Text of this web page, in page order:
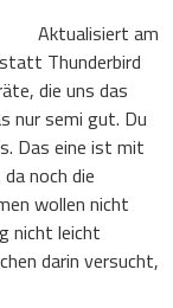
Aktualisiert am
Thunderbird
die uns das
nur semi gut. Du
Das eine ist mit
noch die
wollen nicht
nicht leicht
darin versucht,